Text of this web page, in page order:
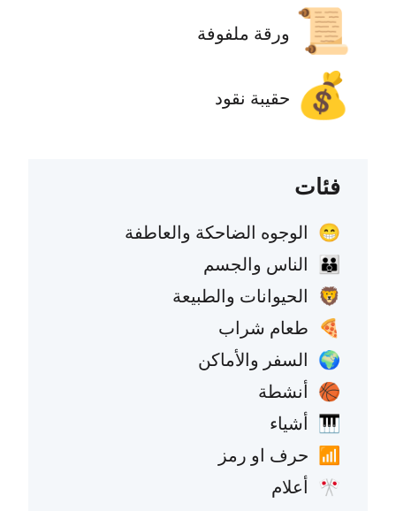
📜 ورقة ملفوفة
💰 حقيبة نقود
فئات
😁 الوجوه الضاحكة والعاطفة
👪 الناس والجسم
🦁 الحيوانات والطبيعة
🍕 طعام شراب
🌍 السفر والأماكن
🏀 أنشطة
🎹 أشياء
📶 حرف او رمز
🎌 أعلام